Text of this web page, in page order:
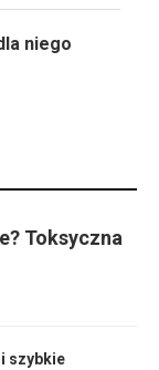
niego
Toksyczna
szybkie